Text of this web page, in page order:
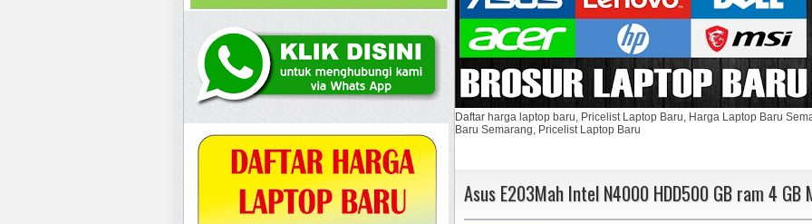
Daftar harga laptop baru, Pricelist Laptop Baru, Harga Laptop Baru
Baru Semarang, Pricelist Laptop Baru
Asus E203Mah Intel N4000 HDD500 GB ram 4 GB